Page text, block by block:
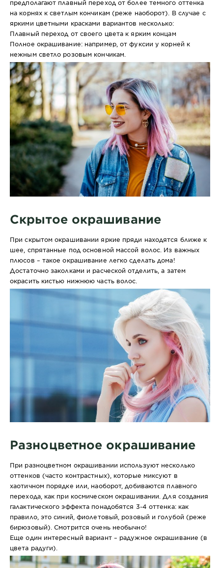
предполагают плавный переход от более темного оттенка
на корнях к светлым кончикам (реже наоборот). В случае с
яркими цветными красками вариантов несколько:
Плавный переход от своего цвета к ярким концам
Полное окрашивание: например, от фуксии у корней к
нежным светло розовым кончикам.
Скрытое окрашивание
При скрытом окрашивании яркие пряди находятся ближе к
шее, спрятанные под основной массой волос. Из важных
плюсов – такое окрашивание легко сделать дома!
Достаточно заколками и расческой отделить, а затем
окрасить кистью нижнюю часть волос.
Разноцветное окрашивание
При разноцветном окрашивании используют несколько
оттенков (часто контрастных), которые миксуют в
хаотичном порядке или, наоборот, добиваются плавного
перехода, как при космическом окрашивании. Для создания
галактического эффекта понадобятся 3-4 оттенка: как
правило, это синий, фиолетовый, розовый и голубой (реже
бирюзовый). Смотрится очень необычно!
Еще один интересный вариант – радужное окрашивание (в
цвета радуги).